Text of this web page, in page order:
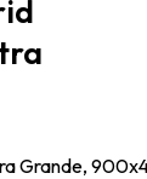
Grande,